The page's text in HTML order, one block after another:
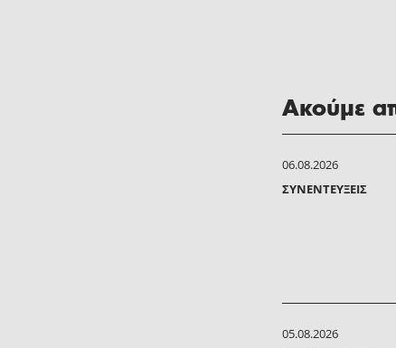
Ακούμε
06.08.2026
ΣΥΝΕΝΤΕΎΞΕΙΣ
05.08.2026